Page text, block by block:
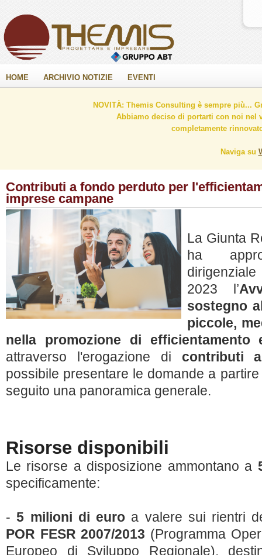
HOME ARCHIVIO NOTIZIE EVENTI
NOVITÀ: Themis Consulting è sempre più...
Abbiamo deciso di portarti con noi nel
completamente
Naviga su
Contributi a fondo perduto per
imprese campane
La Giunta
ha
2023 l’
sostegno
piccole,
nella promozione di efficientamento
attraverso l'erogazione di contributi
possibile presentare le domande a
seguito una panoramica generale.
Risorse disponibili
Le risorse a disposizione ammontano a
specificamente:
-5 milioni di euro a valere sui rientri
POR FESR 2007/2013 (Programma
Europeo di Sviluppo Regionale),